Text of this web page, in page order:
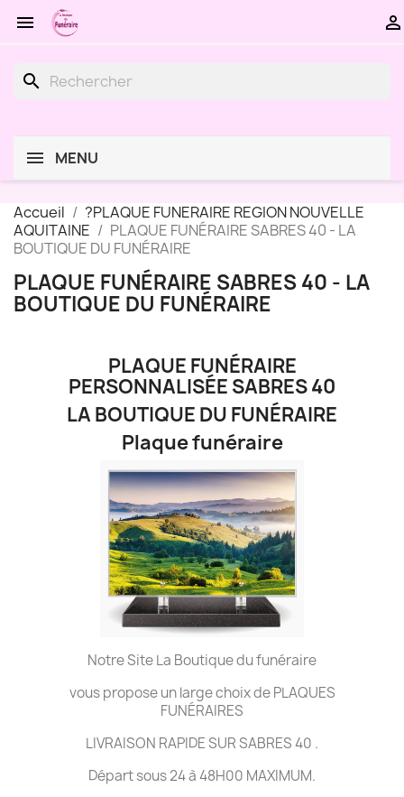
 
search
MENU
Accueil
?PLAQUE FUNERAIRE REGION NOUVELLE
AQUITAINE
PLAQUE FUNÉRAIRE SABRES 40 - LA
BOUTIQUE DU FUNÉRAIRE
PLAQUE FUNÉRAIRE SABRES 40 - LA
BOUTIQUE DU FUNÉRAIRE
PLAQUE FUNÉRAIRE
PERSONNALISÉE SABRES 40
LA BOUTIQUE DU FUNÉRAIRE
Plaque funéraire
Notre Site La Boutique du funéraire
vous propose un large choix de PLAQUES
FUNÉRAIRES
LIVRAISON RAPIDE SUR SABRES 40 .
Départ sous 24 à 48H00 MAXIMUM.